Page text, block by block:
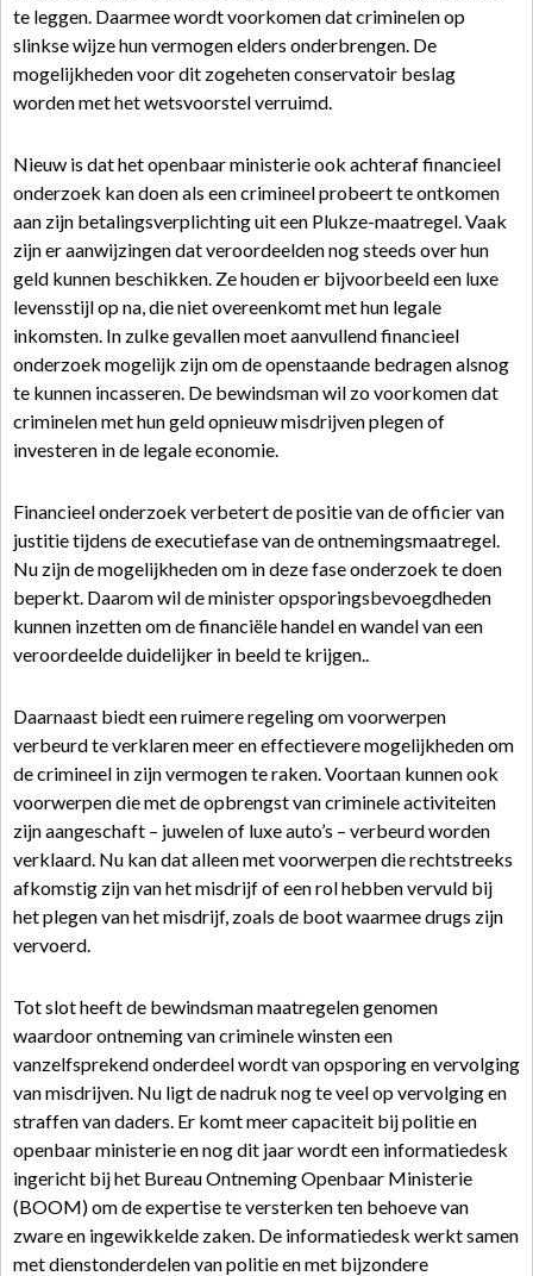
te leggen. Daarmee wordt voorkomen dat criminelen op
slinkse wijze hun vermogen elders onderbrengen. De
mogelijkheden voor dit zogeheten conservatoir beslag
worden met het wetsvoorstel verruimd.
Nieuw is dat het openbaar ministerie ook achteraf financieel
onderzoek kan doen als een crimineel probeert te ontkomen
aan zijn betalingsverplichting uit een Plukze-maatregel. Vaak
zijn er aanwijzingen dat veroordeelden nog steeds over hun
geld kunnen beschikken. Ze houden er bijvoorbeeld een luxe
levensstijl op na, die niet overeenkomt met hun legale
inkomsten. In zulke gevallen moet aanvullend financieel
onderzoek mogelijk zijn om de openstaande bedragen alsnog
te kunnen incasseren. De bewindsman wil zo voorkomen dat
criminelen met hun geld opnieuw misdrijven plegen of
investeren in de legale economie.
Financieel onderzoek verbetert de positie van de officier van
justitie tijdens de executiefase van de ontnemingsmaatregel.
Nu zijn de mogelijkheden om in deze fase onderzoek te doen
beperkt. Daarom wil de minister opsporingsbevoegdheden
kunnen inzetten om de financiële handel en wandel van een
veroordeelde duidelijker in beeld te krijgen..
Daarnaast biedt een ruimere regeling om voorwerpen
verbeurd te verklaren meer en effectievere mogelijkheden om
de crimineel in zijn vermogen te raken. Voortaan kunnen ook
voorwerpen die met de opbrengst van criminele activiteiten
zijn aangeschaft – juwelen of luxe auto’s – verbeurd worden
verklaard. Nu kan dat alleen met voorwerpen die rechtstreeks
afkomstig zijn van het misdrijf of een rol hebben vervuld bij
het plegen van het misdrijf, zoals de boot waarmee drugs zijn
vervoerd.
Tot slot heeft de bewindsman maatregelen genomen
waardoor ontneming van criminele winsten een
vanzelfsprekend onderdeel wordt van opsporing en vervolging
van misdrijven. Nu ligt de nadruk nog te veel op vervolging en
straffen van daders. Er komt meer capaciteit bij politie en
openbaar ministerie en nog dit jaar wordt een informatiedesk
ingericht bij het Bureau Ontneming Openbaar Ministerie
(BOOM) om de expertise te versterken ten behoeve van
zware en ingewikkelde zaken. De informatiedesk werkt samen
met dienstonderdelen van politie en met bijzondere